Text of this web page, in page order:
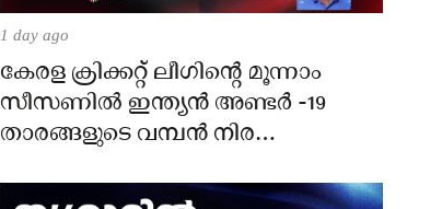
1 day ago
കേരള ക്രിക്കറ്റ് ലീഗിൻ്റെ മൂന്നാം
സീസണിൽ ഇന്ത്യൻ അണ്ടർ -19
താരങ്ങളുടെ വമ്പൻ നിര